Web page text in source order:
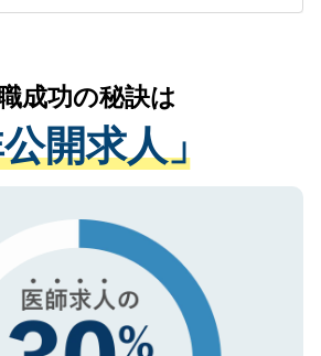
の個人データはご本人の許可
報の取り扱いについての厳密な
満たした事業者のみに付与され
バシーマークを取得済みです。
持に関してもご安心ください。
、現在の医療機関の状況や紹介
えながら、適切なアドバイスを
だきます。すぐにご転職をされ
、長期的なサポートが可能です
ご登録ください。
成功の秘訣は
公開求人」